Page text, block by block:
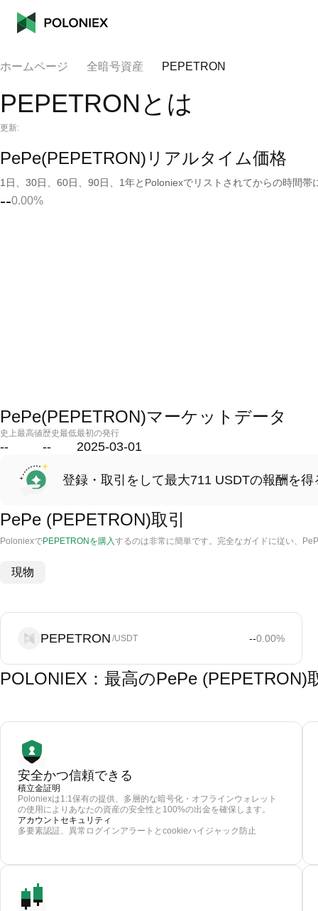
ホームページ 全暗号資産 PEPETRON
PEPETRONとは
更新:
PePe(PEPETRON)リアルタイム価格
1日、30日、60日、90日、1年とPoloniexでリストされてからの時間
--0.00%
PePe(PEPETRON)マーケットデータ
史上最高値
--
歴史最低
--
最初の発行
2025-03-01
登録・取引をして最大711 USDTの報酬を得
PePe (PEPETRON)取引
PoloniexでPEPETRONを購入するのは非常に簡単です。完全なガイドに従い、
現物
PEPETRON /USDT --0.00%
POLONIEX：最高のPePe
安全かつ信頼できる
積立金証明
Poloniexは1:1保有の提供、多層的な暗号化・オフラインウォレット
の使用によりあなたの資産の安全性と100%の出金を確保します。
アカウントセキュリティ
多要素認証、異常ログインアラートとcookieハイジャック防止